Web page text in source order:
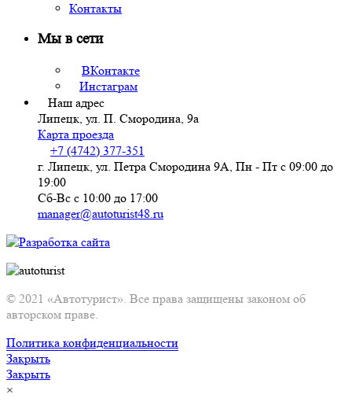
Контакты
Мы в сети
ВКонтакте
Инстаграм
Наш адрес
Липецк, ул. П. Смородина, 9а
Карта проезда
+7 (4742) 377-351
г. Липецк, ул. Петра Смородина 9А, Пн - Пт с 09:00 до
19:00
Сб-Вс с 10:00 до 17:00
manager@autoturist48.ru
© 2021 «Автотурист». Все права защищены законом об
авторском праве.
Политика конфиденциальности
Закрыть
Закрыть
×